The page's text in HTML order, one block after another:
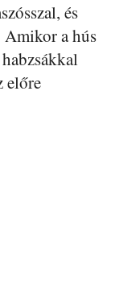
és
Amikor a hús
előre